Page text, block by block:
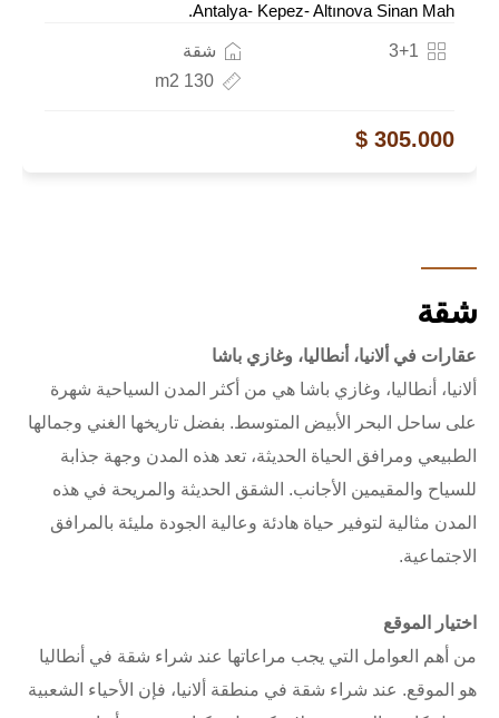
Antalya- Kepez- Altınova Sinan Mah.
شقة
3+1
130 m2
305.000 $
شقة
عقارات في ألانيا، أنطاليا، وغازي باشا
ألانيا، أنطاليا، وغازي باشا هي من أكثر المدن السياحية شهرة
على ساحل البحر الأبيض المتوسط. بفضل تاريخها الغني وجمالها
الطبيعي ومرافق الحياة الحديثة، تعد هذه المدن وجهة جذابة
للسياح والمقيمين الأجانب. الشقق الحديثة والمريحة في هذه
المدن مثالية لتوفير حياة هادئة وعالية الجودة مليئة بالمرافق
الاجتماعية.
اختيار الموقع
من أهم العوامل التي يجب مراعاتها عند شراء شقة في أنطاليا
هو الموقع. عند شراء شقة في منطقة ألانيا، فإن الأحياء الشعبية